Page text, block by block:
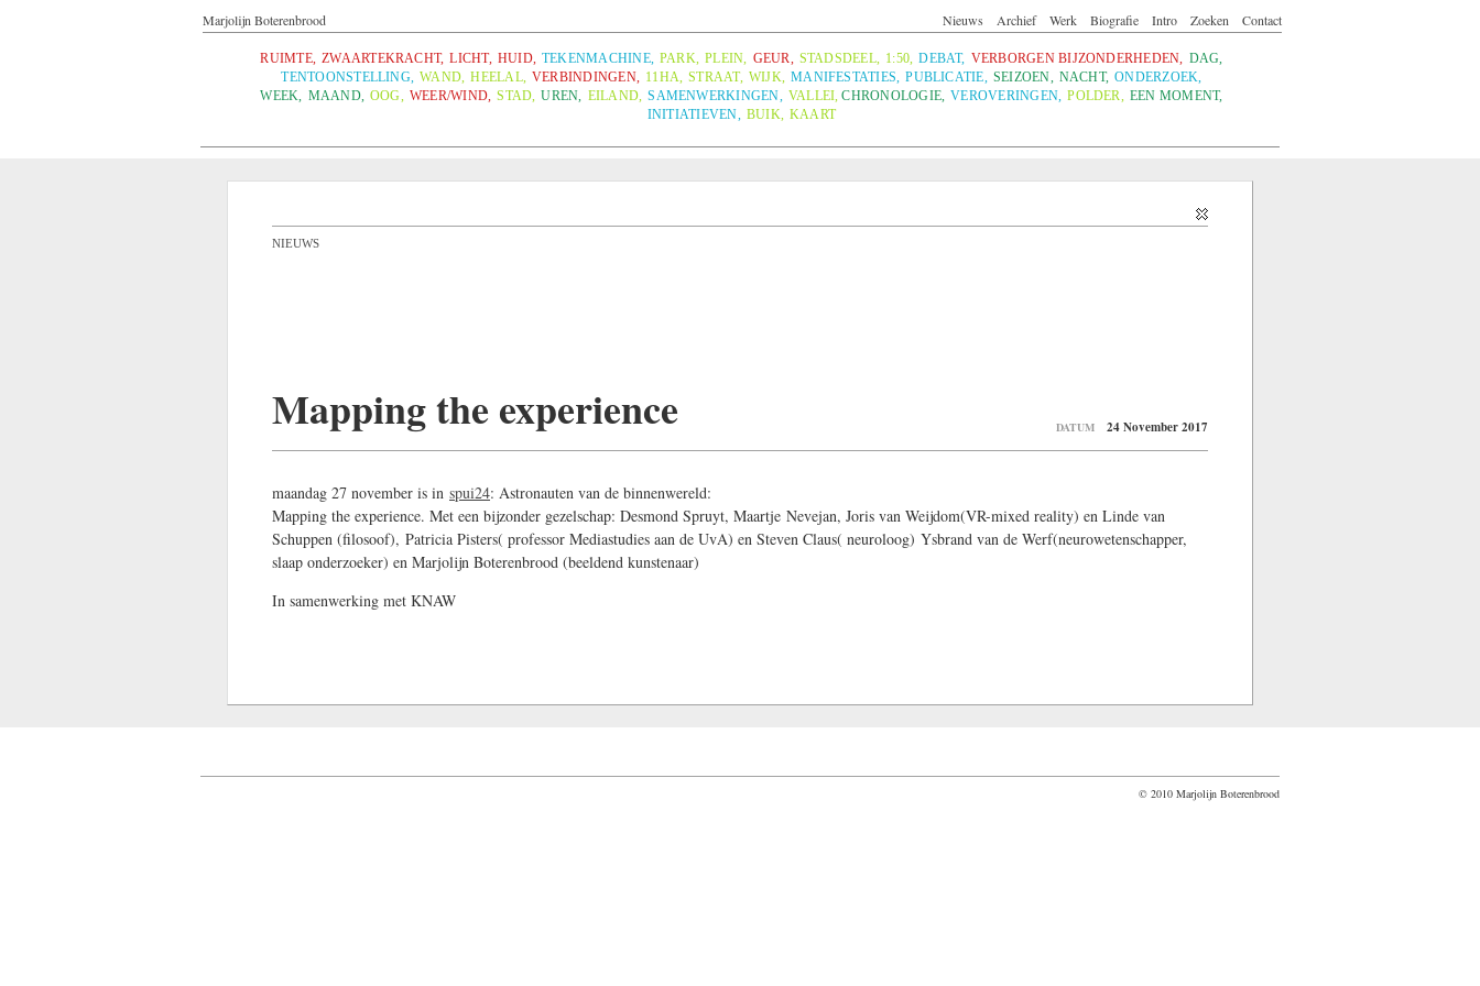
Marjolijn Boterenbrood Contact
Zoeken
Intro
Biografie
Werk
Archief
Nieuws
RUIMTE, ZWAARTEKRACHT, LICHT, HUID, TEKENMACHINE, PARK, PLEIN, GEUR, STADSDEEL, 1:50, DEBAT, VERBORGEN BIJZONDERHEDEN, DAG,
TENTOONSTELLING, WAND, HEELAL, VERBINDINGEN, 11HA, STRAAT, WIJK, MANIFESTATIES, PUBLICATIE, SEIZOEN, NACHT, ONDERZOEK,
WEEK, MAAND, OOG, WEER/WIND, STAD, UREN, EILAND, SAMENWERKINGEN, VALLEI, CHRONOLOGIE, VEROVERINGEN, POLDER, EEN MOMENT,
INITIATIEVEN, BUIK, KAART
NIEUWS
Mapping the experience DATUM 24 November 2017
maandag 27 november is in spui24: Astronauten van de binnenwereld:
Mapping the experience. Met een bijzonder gezelschap: Desmond Spruyt, Maartje Nevejan, Joris van Weijdom(VR-mixed reality) en Linde van
Schuppen (filosoof), Patricia Pisters( professor Mediastudies aan de UvA) en Steven Claus( neuroloog) Ysbrand van de Werf(neurowetenschapper,
slaap onderzoeker) en Marjolijn Boterenbrood (beeldend kunstenaar)
In samenwerking met KNAW
© 2010 Marjolijn Boterenbrood